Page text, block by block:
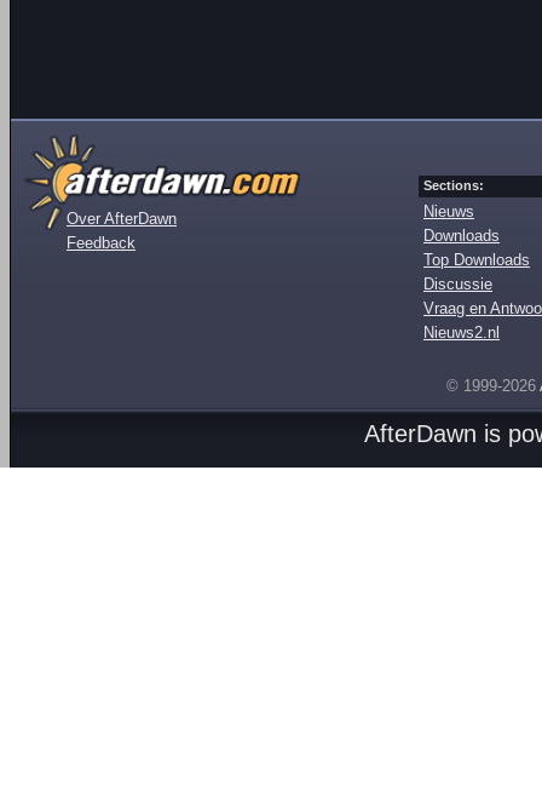
Over AfterDawn
Feedback
Sections:
Nieuws
Downloads
Top Downloads
Discussie
Vraag en
Nieuws2.nl
© 1999-2026
AfterDawn is